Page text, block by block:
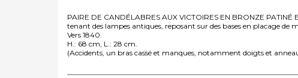
PAIRE DE CANDÉLABRES AUX VICTOIRES EN BRONZE PATINÉ
tenant des lampes antiques, reposant sur des bases en placage de
Vers 1840.
H.: 68 cm, L.: 28 cm.